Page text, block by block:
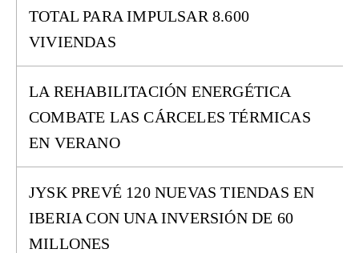
TOTAL PARA IMPULSAR 8.600
VIVIENDAS
LA REHABILITACIÓN ENERGÉTICA
COMBATE LAS CÁRCELES TÉRMICAS
EN VERANO
JYSK PREVÉ 120 NUEVAS TIENDAS EN
IBERIA CON UNA INVERSIÓN DE 60
MILLONES